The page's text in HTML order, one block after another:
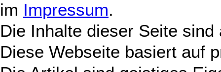
im Impressum.
Die Inhalte dieser Seite
Diese Webseite basiert auf